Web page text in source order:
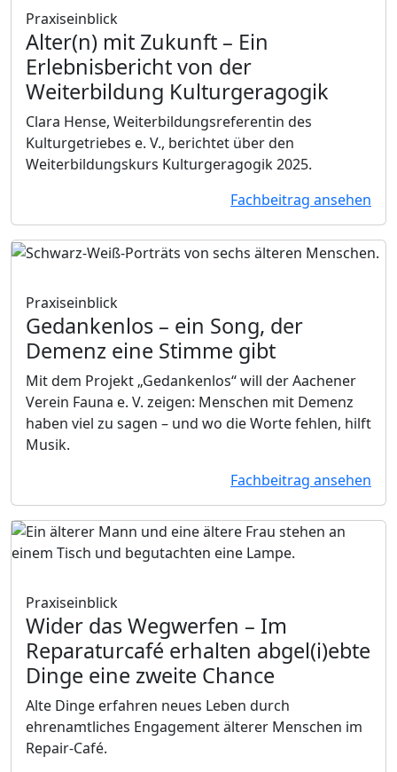
Praxiseinblick
Alter(n) mit Zukunft – Ein
Erlebnisbericht von der
Weiterbildung Kulturgeragogik
Clara Hense, Weiterbildungsreferentin des
Kulturgetriebes e. V., berichtet über den
Weiterbildungskurs Kulturgeragogik 2025.
Fachbeitrag ansehen
Praxiseinblick
Gedankenlos – ein Song, der
Demenz eine Stimme gibt
Mit dem Projekt „Gedankenlos“ will der Aachener
Verein Fauna e. V. zeigen: Menschen mit Demenz
haben viel zu sagen – und wo die Worte fehlen, hilft
Musik.
Fachbeitrag ansehen
Praxiseinblick
Wider das Wegwerfen – Im
Reparaturcafé erhalten abgel(i)ebte
Dinge eine zweite Chance
Alte Dinge erfahren neues Leben durch
ehrenamtliches Engagement älterer Menschen im
Repair-Café.